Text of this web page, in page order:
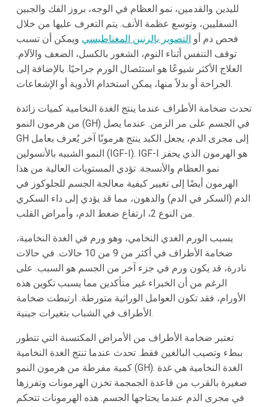
لليدين والقدمين، نمو العظام في الوجه، بروز الفك والجبين
السفليين، وتوسع عظمة الأنف. يتم التعرف عليها من خلال
فحص دم أو التصوير بالرنين المغناطيسي ويمكن أن تسبب
توقف التنفس أثناء النوم، الشعور بالكسل، الضعف والآلام.
العلاج الأكثر شيوعًا هو استئصال الورم جراحيًا. بالإضافة إلى
الجراحة أو بدلاً منها، يمكن استخدام الأدوية أو الإشعاعات.
تحدث ضخامة الأطراف عندما ينتج الغدة النخامية كميات زائدة
من هرمون النمو (GH) في الجسم على مر الزمن. عندما يصل
GH إلى مجرى الدم، يجعل الكبد ينتج هرمونًا آخر يُعرف بعامل
النمو الشبيه بالأنسولين (IGF-I). IGF-I هو الهرمون الذي يحفز
نمو العظام والأنسجة. تؤدي المستويات العالية من هذا
الهرمون أيضًا إلى تغيير كيفية معالجة الجسم للجلوكوز في
الدم (السكر في الدم) والدهون، مما قد يؤدي إلى داء السكري
من النوع 2، ارتفاع ضغط الدم، وأمراض القلب.
يسبب الورم الغدي النخامي، وهو ورم في الغدة النخامية،
ضخامة الأطراف في أكثر من 9 من 10 حالات. في حالات
نادرة، قد يكون ورم في جزء آخر من الجسم هو السبب. على
الرغم من أن الخبراء غير متأكدين مما يسبب تكوين هذه
الأورام، فقد تكون العوامل الوراثية متورطة. ارتبطت ضخامة
الأطراف في الشباب بتغيرات جينية.
تعتبر ضخامة الأطراف من الأمراض المكتسبة التي تتطور
ببطء وتصيب البالغين فقط. تحدث عندما تنتج الغدة النخامية
كمية مفرطة من هرمون النمو (GH). الغدة النخامية هي غدة
صغيرة بالقرب من قاعدة الجمجمة تخزن الهرمونات وتفرزها
في مجرى الدم عندما يحتاجها الجسم. هذه الهرمونات تتحكم